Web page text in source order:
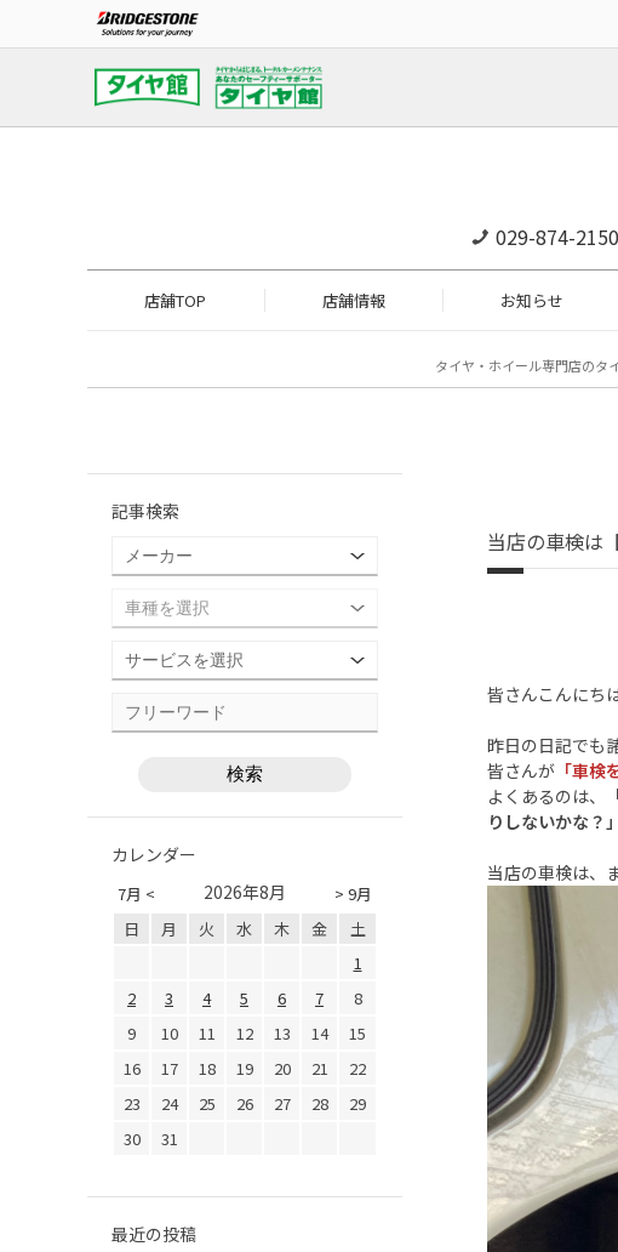
029-874-2150
店舗TOP 店舗情報 お知らせ
タイヤ・ホイール専門店のタ
当店の車検は
皆さんこんにち
昨日の日記でも
皆さんが 「車検
よくあるのは、
りしないかな？」
当店の車検は、
記事検索
カレンダー
7月 < > 9月
2026年8月
日 月 火 水 木 金
土
1
2
3 4 5 6 7
8
9
10 11 12 13 14
15
16
17 18 19 20 21
22
23
24 25 26 27 28
29
30
31
最近の投稿